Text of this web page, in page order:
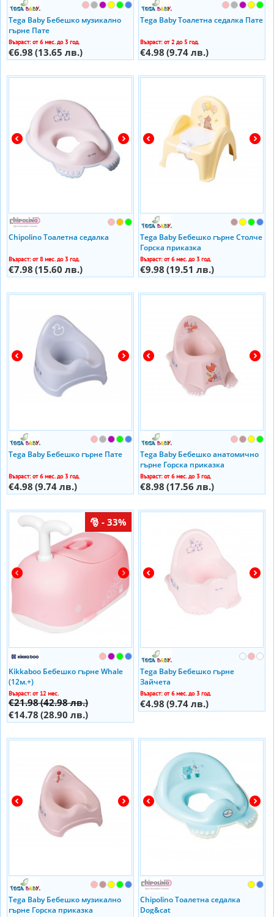
Tega Baby Бебешко музикално
гърне Пате
Възраст: от 6 мес. до 3 год.
€6.98 (13.65 лв.)
Tega Baby Тоалетна седалка Пате
Възраст: от 2 до 5 год.
€4.98 (9.74 лв.)
Chipolino Тоалетна седалка
Възраст: от 8 мес. до 3 год.
€7.98 (15.60 лв.)
Tega Baby Бебешко гърне Столче
Горска приказка
Възраст: от 6 мес. до 3 год.
€9.98 (19.51 лв.)
Tega Baby Бебешко гърне Пате
Възраст: от 6 мес. до 3 год.
€4.98 (9.74 лв.)
Tega Baby Бебешко анатомично
гърне Горска приказка
Възраст: от 6 мес. до 3 год.
€8.98 (17.56 лв.)
- 33%
Kikkaboo Бебешко гърне Whale
(12м.+)
Възраст: от 12 мес.
€21.98(42.98 лв.)
€14.78 (28.90 лв.)
Tega Baby Бебешко гърне
Зайчета
Възраст: от 6 мес. до 3 год.
€4.98 (9.74 лв.)
Tega Baby Бебешко музикално
гърне Горска приказка
Chipolino Тоалетна седалка
Dog&cat